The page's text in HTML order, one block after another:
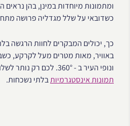
ומתמונות מיוחדות במינן, בהן
כשדובאי על שלל מגדליה פרושה
כך, יכולים המבקרים לחוות הרגשה
באוויר, מאות מטרים מעל לקרקע,
ונופי העיר ב - 360°. לכם רק נותר לשלוף את המצלמה ולצלם
תמונות אינסטגרמיותבלתי נשכחות.